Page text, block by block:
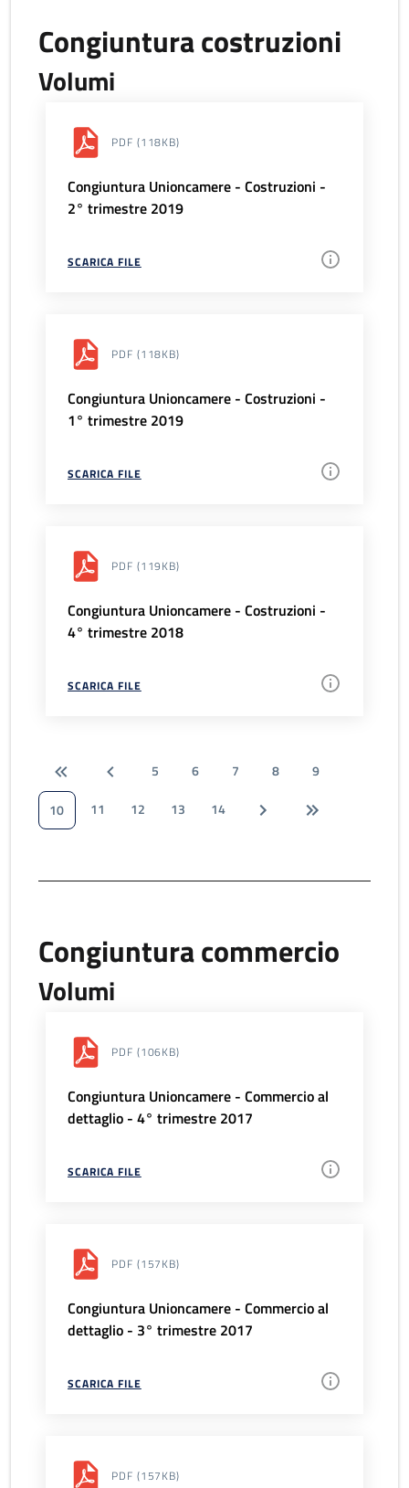
Congiuntura costruzioni
Volumi
PDF (118KB)
Congiuntura Unioncamere - Costruzioni -
2° trimestre 2019
SCARICA FILE
PDF (118KB)
Congiuntura Unioncamere - Costruzioni -
1° trimestre 2019
SCARICA FILE
PDF (119KB)
Congiuntura Unioncamere - Costruzioni -
4° trimestre 2018
SCARICA FILE
5 6 7 8
9
10
11 12 13 14
Congiuntura commercio
Volumi
PDF (106KB)
Congiuntura Unioncamere - Commercio al
dettaglio - 4° trimestre 2017
SCARICA FILE
PDF (157KB)
Congiuntura Unioncamere - Commercio al
dettaglio - 3° trimestre 2017
SCARICA FILE
PDF (157KB)